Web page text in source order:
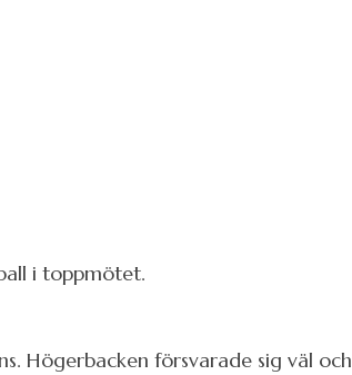
i toppmötet.
Högerbacken försvarade sig väl och